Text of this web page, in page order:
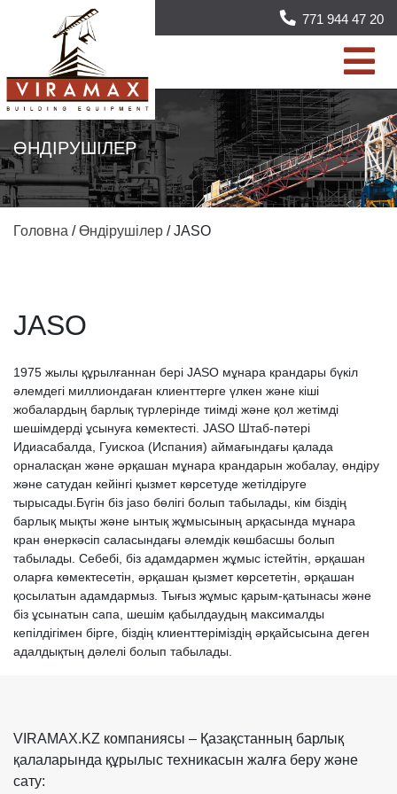
771 944 47 20
ӨНДІРУШІЛЕР
Головна /Өндірушілер /JASO
JASO
1975 жылы құрылғаннан бері JASO мұнара крандары бүкіл
әлемдегі миллиондаған клиенттерге үлкен және кіші
жобалардың барлық түрлерінде тиімді және қол жетімді
шешімдерді ұсынуға көмектесті. JASO Штаб-пәтері
Идиасабалда, Гуискоа (Испания) аймағындағы қалада
орналасқан және әрқашан мұнара крандарын жобалау, өндіру
және сатудан кейінгі қызмет көрсетуде жетілдіруге
тырысады.Бүгін біз jaso бөлігі болып табылады, кім біздің
барлық мықты және ынтық жұмысының арқасында мұнара
кран өнеркәсіп саласындағы әлемдік көшбасшы болып
табылады. Себебі, біз адамдармен жұмыс істейтін, әрқашан
оларға көмектесетін, әрқашан қызмет көрсететін, әрқашан
қосылатын адамдармыз. Тығыз жұмыс қарым-қатынасы және
біз ұсынатын сапа, шешім қабылдаудың максималды
кепілдігімен бірге, біздің клиенттеріміздің әрқайсысына деген
адалдықтың дәлелі болып табылады.
VIRAMAX.KZ компаниясы – Қазақстанның барлық
қалаларында құрылыс техникасын жалға беру және
сату: